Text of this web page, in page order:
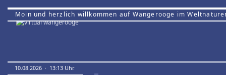
Moin und herzlich willkommen auf Wangerooge im
10.08.2026 · 13:13 Uhr.